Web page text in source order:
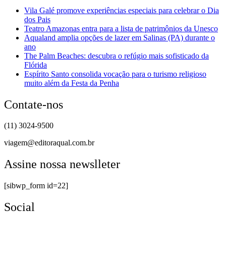
Vila Galé promove experiências especiais para celebrar o Dia
dos Pais
Teatro Amazonas entra para a lista de patrimônios da Unesco
Aqualand amplia opções de lazer em Salinas (PA) durante o
ano
The Palm Beaches: descubra o refúgio mais sofisticado da
Flórida
Espírito Santo consolida vocação para o turismo religioso
muito além da Festa da Penha
Contate-nos
(11) 3024-9500
viagem@editoraqual.com.br
Assine nossa newslleter
[sibwp_form id=22]
Social